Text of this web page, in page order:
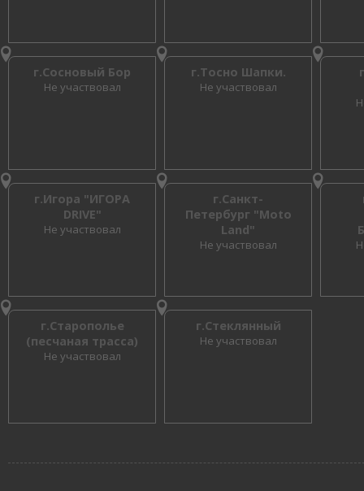
г.Сосновый Бор
Не участвовал
г.Тосно Шапки.
Не участвовал
г.Игора "ИГОРА
DRIVE"
Не участвовал
г.Санкт-
Петербург "Moto
Land"
Не участвовал
г.Старополье
(песчаная трасса)
Не участвовал
г.Стеклянный
Не участвовал